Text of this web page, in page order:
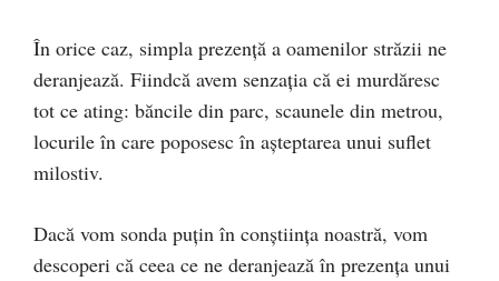
În orice caz, simpla prezență a oamenilor străzii ne
deranjează. Fiindcă avem senzația că ei murdăresc
tot ce ating: băncile din parc, scaunele din metrou,
locurile în care poposesc în așteptarea unui suflet
milostiv.
Dacă vom sonda puțin în conștiința noastră, vom
descoperi că ceea ce ne deranjează în prezența unui